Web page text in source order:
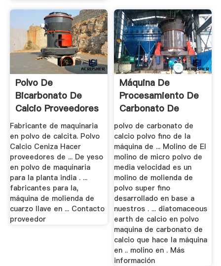
Polvo De
Bicarbonato De
Calcio Proveedores
De Maquinaria ...
Fabricante de maquinaria
en polvo de calcita. Polvo
Calcio Ceniza Hacer
proveedores de ... De yeso
en polvo de maquinaria
para la planta india . ...
fabricantes para la,
máquina de molienda de
cuarzo llave en ... Contacto
proveedor
Máquina De
Procesamiento De
Carbonato De
Calcio
polvo de carbonato de
calcio polvo fino de la
máquina de ... Molino de El
molino de micro polvo de
media velocidad es un
molino de molienda de
polvo super fino
desarrollado en base a
nuestros . ... diatomaceous
earth de calcio en polvo
maquina de carbonato de
calcio que hace la máquina
en .. molino en . Más
información